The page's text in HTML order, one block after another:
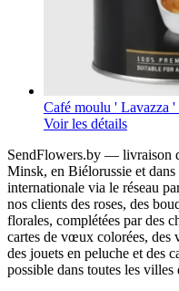
Café moulu ' Lavazza '
Voir les détails
SendFlowers.by — livraison
Minsk, en Biélorussie et
internationale via le réseau
nos clients des roses, des
florales, complétées par des
cartes de vœux colorées, des
des jouets en peluche et des
possible dans toutes les villes